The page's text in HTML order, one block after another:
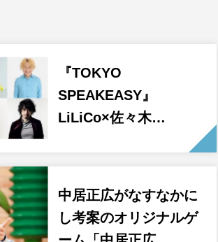
『TOKYO
SPEAKEASY』
LiLiCo×佐々木…
中居正広がなすなかに
し考案のオリジナルゲ